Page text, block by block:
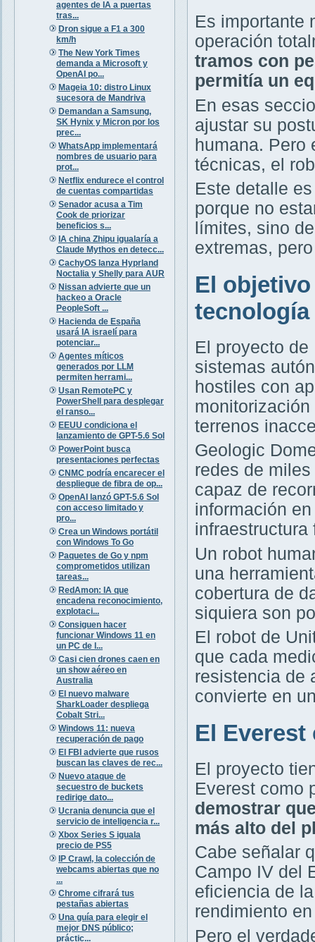
agentes de IA a puertas
tras...
Dron sigue a F1 a 300
km/h
The New York Times
demanda a Microsoft y
OpenAI po...
Mageia 10: distro Linux
sucesora de Mandriva
Demandan a Samsung,
SK Hynix y Micron por los
prec...
WhatsApp implementará
nombres de usuario para
prot...
Netflix endurece el control
de cuentas compartidas
Senador acusa a Tim
Cook de priorizar
beneficios s...
IA china Zhipu igualaría a
Claude Mythos en detecc...
CachyOS lanza Hyprland
Noctalia y Shelly para AUR
Nissan advierte que un
hackeo a Oracle
PeopleSoft ...
Hacienda de España
usará IA israelí para
potenciar...
Agentes míticos
generados por LLM
permiten herrami...
Usan RemotePC y
PowerShell para desplegar
el ranso...
EEUU condiciona el
lanzamiento de GPT-5.6 Sol
PowerPoint busca
presentaciones perfectas
CNMC podría encarecer el
despliegue de fibra de op...
OpenAI lanzó GPT-5.6 Sol
con acceso limitado y
pro...
Crea un Windows portátil
con Windows To Go
Paquetes de Go y npm
comprometidos utilizan
tareas...
RedAmon: IA que
encadena reconocimiento,
explotaci...
Consiguen hacer
funcionar Windows 11 en
un PC de l...
Casi cien drones caen en
un show aéreo en
Australia
El nuevo malware
SharkLoader despliega
Cobalt Stri...
Windows 11: nueva
recuperación de pago
El FBI advierte que rusos
buscan las claves de rec...
Nuevo ataque de
secuestro de buckets
redirige dato...
Ucrania denuncia que el
servicio de inteligencia r...
Xbox Series S iguala
precio de PS5
IP Crawl, la colección de
webcams abiertas que no
...
Chrome cifrará tus
pestañas abiertas
Una guía para elegir el
mejor DNS público;
práctic...
Es importante
operación
tramos con
permitía un
En esas
ajustar su
humana. Pero
técnicas, el
Este detalle
porque no
límites, sino
extremas,
El
El proyecto
sistemas
hostiles con
terrenos
Geologic
redes de
capaz de
información
infraestructura
Un robot
una
cobertura de
siquiera son
El robot de
que cada
resistencia de
convierte en
El Everest
El proyecto
Everest como
demostrar
más alto del
Cabe señalar
Campo IV del
eficiencia de
rendimiento
Pero el